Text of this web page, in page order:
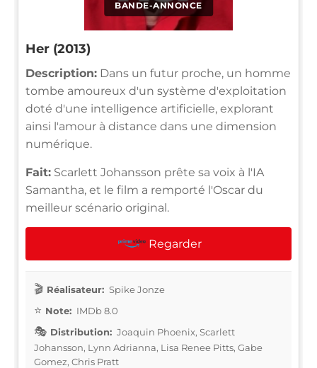
BANDE-ANNONCE
Her (2013)
Description: Dans un futur proche, un homme
tombe amoureux d'un système d'exploitation
doté d'une intelligence artificielle, explorant
ainsi l'amour à distance dans une dimension
numérique.
Fait: Scarlett Johansson prête sa voix à l'IA
Samantha, et le film a remporté l'Oscar du
meilleur scénario original.
Regarder
Réalisateur: Spike Jonze
Note: IMDb 8.0
Distribution: Joaquin Phoenix, Scarlett
Johansson, Lynn Adrianna, Lisa Renee Pitts, Gabe
Gomez, Chris Pratt